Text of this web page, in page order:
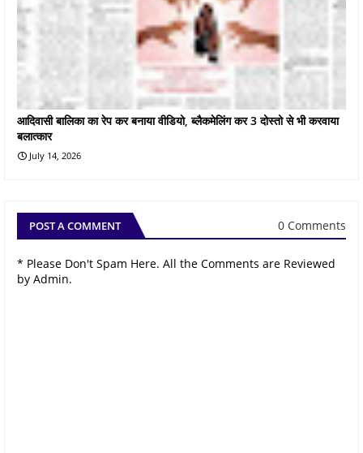
आदिवासी बालिका का रेप कर बनाया वीडियो, ब्लैकमेलिंग कर 3 दोस्तो से भी करवाया
बलात्कार
July 14, 2026
POST A COMMENT 0 Comments
* Please Don't Spam Here. All the Comments are Reviewed
by Admin.